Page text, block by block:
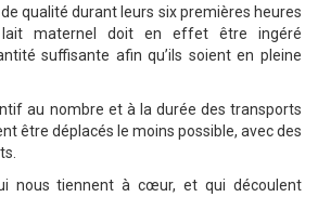
qualité durant leurs six premières heures
maternel doit en effet être ingéré
suffisante afin qu’ils soient en pleine
au nombre et à la durée des transports
être déplacés le moins possible, avec des
nous tiennent à cœur, et qui découlent